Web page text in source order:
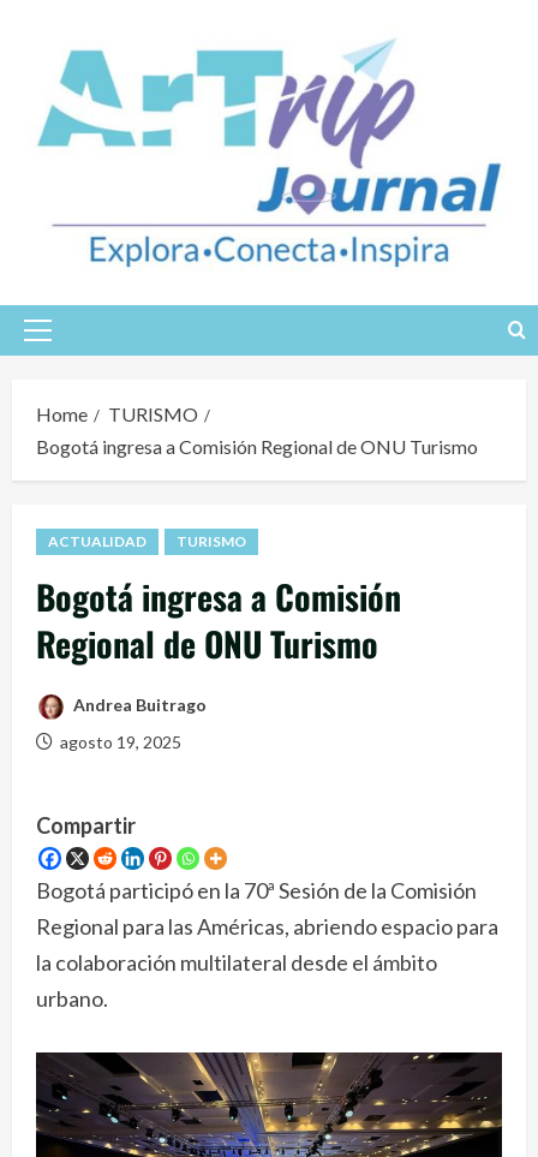
content
Primary
Home
TURISMO
Bogotá ingresa a Comisión Regional de ONU Turismo
ACTUALIDAD TURISMO
Bogotá ingresa a Comisión
Regional de ONU Turismo
Andrea Buitrago
agosto 19, 2025
Compartir
Bogotá participó en la 70ª Sesión de la Comisión
Regional para las Américas, abriendo espacio para
la colaboración multilateral desde el ámbito
urbano.